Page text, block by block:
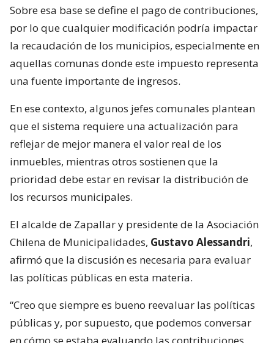
Sobre esa base se define el pago de contribuciones,
por lo que cualquier modificación podría impactar
la recaudación de los municipios, especialmente en
aquellas comunas donde este impuesto representa
una fuente importante de ingresos.
En ese contexto, algunos jefes comunales plantean
que el sistema requiere una actualización para
reflejar de mejor manera el valor real de los
inmuebles, mientras otros sostienen que la
prioridad debe estar en revisar la distribución de
los recursos municipales.
El alcalde de Zapallar y presidente de la Asociación
Chilena de Municipalidades, Gustavo Alessandri,
afirmó que la discusión es necesaria para evaluar
las políticas públicas en esta materia.
“Creo que siempre es bueno reevaluar las políticas
públicas y, por supuesto, que podemos conversar
en cómo se estaba evaluando las contribuciones,